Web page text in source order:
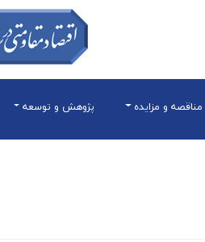
مناقصه و مزایده پژوهش و توسعه